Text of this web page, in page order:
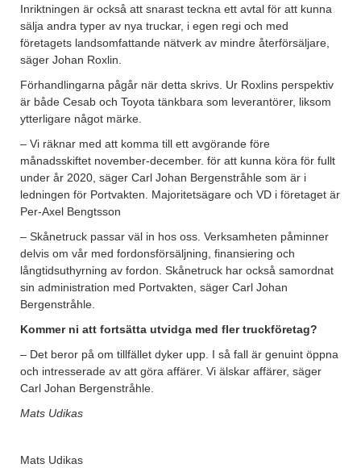
Inriktningen är också att snarast teckna ett avtal för att kunna
sälja andra typer av nya truckar, i egen regi och med
företagets landsomfattande nätverk av mindre återförsäljare,
säger Johan Roxlin.
Förhandlingarna pågår när detta skrivs. Ur Roxlins perspektiv
är både Cesab och Toyota tänkbara som leverantörer, liksom
ytterligare något märke.
– Vi räknar med att komma till ett avgörande före
månadsskiftet november-december. för att kunna köra för fullt
under år 2020, säger Carl Johan Bergenstråhle som är i
ledningen för Portvakten. Majoritetsägare och VD i företaget är
Per-Axel Bengtsson
– Skånetruck passar väl in hos oss. Verksamheten påminner
delvis om vår med fordonsförsäljning, finansiering och
långtidsuthyrning av fordon. Skånetruck har också samordnat
sin administration med Portvakten, säger Carl Johan
Bergenstråhle.
Kommer ni att fortsätta utvidga med fler truckföretag?
– Det beror på om tillfället dyker upp. I så fall är genuint öppna
och intresserade av att göra affärer. Vi älskar affärer, säger
Carl Johan Bergenstråhle.
Mats Udikas
Mats Udikas